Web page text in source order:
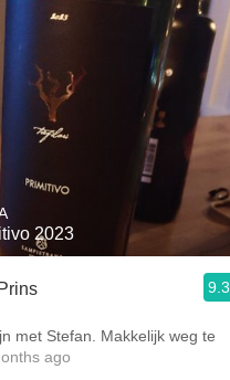
With Goat Cheese
Unicorn
Sour Beer
Islay
Mezcal
2023
9.3
met Stefan. Makkelijk weg te
ago